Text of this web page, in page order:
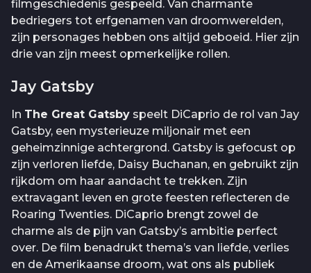
filmgeschiedenis gespeeld. Van charmante
bedriegers tot erfgenamen van droomwerelden,
zijn personages hebben ons altijd geboeid. Hier zijn
drie van zijn meest opmerkelijke rollen.
Jay Gatsby
In The Great Gatsby speelt DiCaprio de rol van Jay
Gatsby, een mysterieuze miljonair met een
geheimzinnige achtergrond. Gatsby is gefocust op
zijn verloren liefde, Daisy Buchanan, en gebruikt zijn
rijkdom om haar aandacht te trekken. Zijn
extravagant leven en grote feesten reflecteren de
Roaring Twenties. DiCaprio brengt zowel de
charme als de pijn van Gatsby’s ambitie perfect
over. De film benadrukt thema’s van liefde, verlies
en de Amerikaanse droom, wat ons als publiek